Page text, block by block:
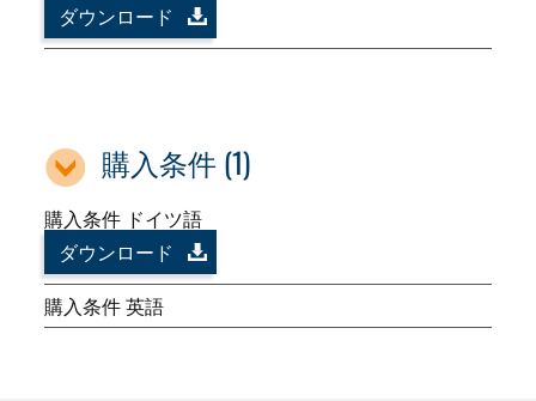
ダウンロード
購入条件 (1)
購入条件 ドイツ語
ダウンロード
購入条件 英語